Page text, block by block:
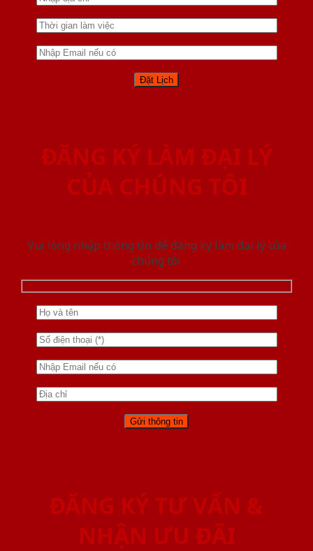
ĐĂNG KÝ LÀM ĐẠI LÝ
CỦA CHÚNG TÔI
Vui lòng nhập thông tin để đăng ký làm đại lý của
chúng tôi
ĐĂNG KÝ TƯ VẤN &
NHẬN ƯU ĐÃI